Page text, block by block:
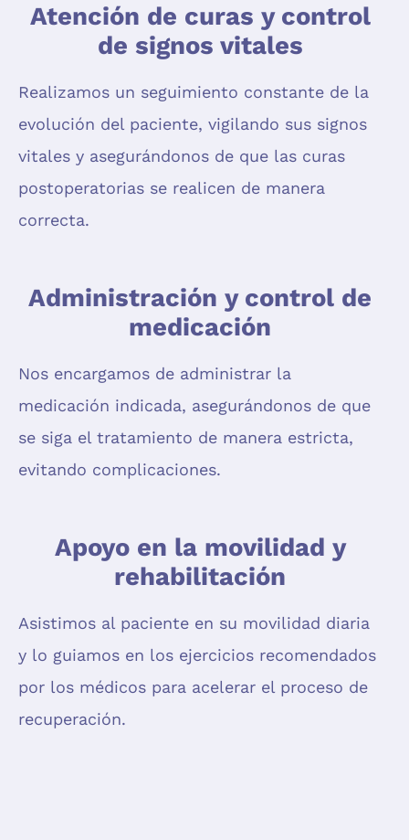
Atención de curas y control
de signos vitales
Realizamos un seguimiento constante de la
evolución del paciente, vigilando sus signos
vitales y asegurándonos de que las curas
postoperatorias se realicen de manera
correcta.
Administración y control de
medicación
Nos encargamos de administrar la
medicación indicada, asegurándonos de que
se siga el tratamiento de manera estricta,
evitando complicaciones.
Apoyo en la movilidad y
rehabilitación
Asistimos al paciente en su movilidad diaria
y lo guiamos en los ejercicios recomendados
por los médicos para acelerar el proceso de
recuperación.